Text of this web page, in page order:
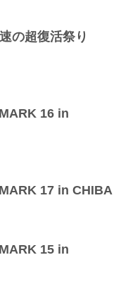
の超復活祭り
16 in
17 in CHIBA
15 in